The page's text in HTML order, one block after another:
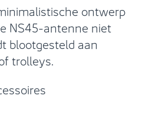
ontwerp
NS45-antenne niet
blootgesteld aan
trolleys.